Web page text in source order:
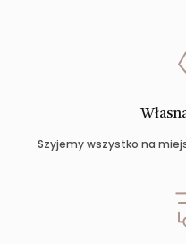
Szyjemy wszystko na